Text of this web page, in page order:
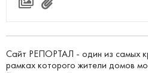
Сайт РЕПОРТАЛ - один из самых
рамках которого жители домов